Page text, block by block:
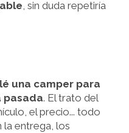
, sin duda repetiría
una camper para
pasada. El trato del
el precio... todo
la entrega, los